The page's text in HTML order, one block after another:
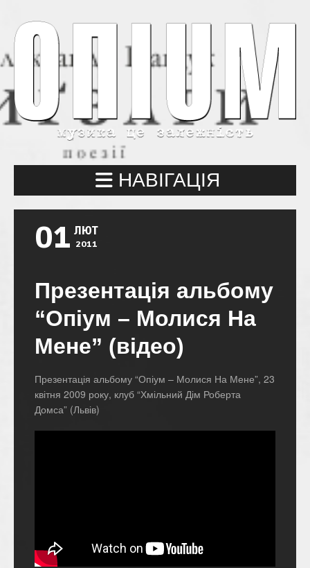
НАВІГАЦІЯ
01 ЛЮТ
2011
Презентація альбому
“Опіум – Молися На
Мене” (відео)
Презентація альбому “Опіум – Молися На Мене”, 23
квітня 2009 року, клуб “Хмільний Дім Роберта
Домса” (Львів)